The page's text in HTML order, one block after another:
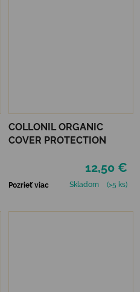
COLLONIL ORGANIC
COVER PROTECTION
12,50 €
Pozrieť viac Skladom (>5 ks)